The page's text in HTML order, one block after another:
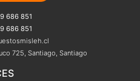
686 851
686 851
725, Santiago, Santiago